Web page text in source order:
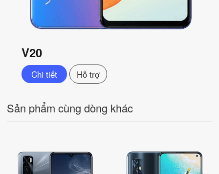
V20
Chi tiết Hỗ trợ
Sản phẩm cùng dòng khác